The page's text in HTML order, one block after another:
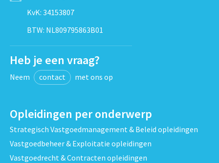
KvK: 34153807
BTW: NL809795863B01
Heb je een vraag?
Neem contact met ons op
Opleidingen per onderwerp
Strategisch Vastgoedmanagement & Beleid opleidingen
Vastgoedbeheer & Exploitatie opleidingen
Vastgoedrecht & Contracten opleidingen